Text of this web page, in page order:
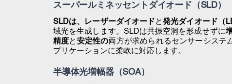
スーパールミネッセントダイオード（SLD）
SLDは、レーザーダイオード と発光ダイオード（
域光を生成します。SLDは共振空洞を形成せずに
精度と 安定性の両方が求められるセンサーシステ
プリケーションに柔軟に対応します。
半導体光増幅器（SOA）